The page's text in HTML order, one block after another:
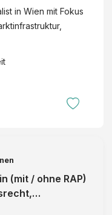
in Wien mit Fokus
(mit / ohne RAP)